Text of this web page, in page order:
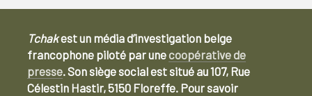
Tchakest un média d’investigation belge
francophone piloté par unecoopérative de
presse. Son siège social est situé au 107, Rue
Célestin Hastir, 5150 Floreffe. Pour savoir